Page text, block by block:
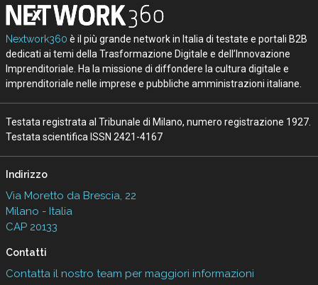
Nextwork360 è il più grande network in Italia di testate e portali B2B
dedicati ai temi della Trasformazione Digitale e dell’Innovazione
Imprenditoriale. Ha la missione di diffondere la cultura digitale e
imprenditoriale nelle imprese e pubbliche amministrazioni italiane.
Testata registrata al Tribunale di Milano, numero registrazione 1927.
Testata scientifica ISSN 2421-4167
Indirizzo
Via Moretto da Brescia, 22
Milano - Italia
CAP 20133
Contatti
Contatta il nostro team per maggiori informazioni